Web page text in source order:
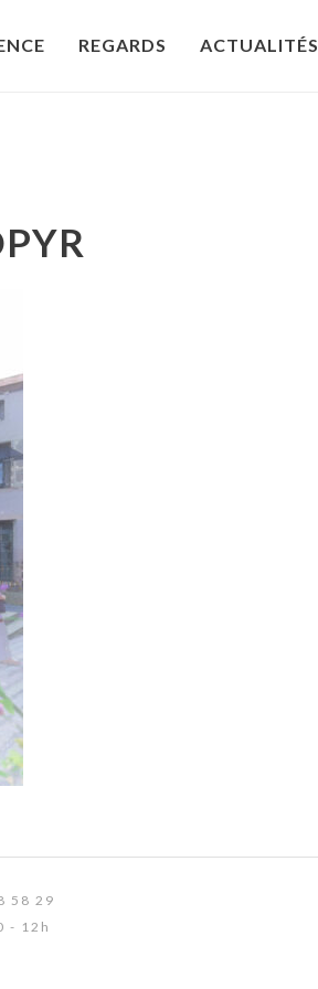
REGARDS ACTUALITÉS
58 29
- 12h